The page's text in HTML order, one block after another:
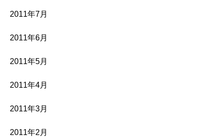
2011年7月
2011年6月
2011年5月
2011年4月
2011年3月
2011年2月